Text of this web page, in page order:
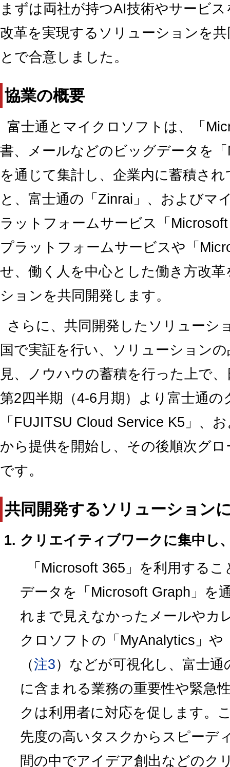
まずは両社が持つAI技術やサービ
改革を実現するソリューションを
とで合意しました。
協業の概要
富士通とマイクロソフトは、「
書、メールなどのビッグデータを
を通じて集計し、企業内に蓄積さ
と、富士通の「Zinrai」、およびマ
ラットフォームサービス「
プラットフォームサービスや「
せ、働く人を中心とした働き方改
ションを共同開発します。
さらに、共同開発したソリューシ
国で実証を行い、ソリューション
見、ノウハウの蓄積を行った上で
第2四半期（4-6月期）より富士通
「FUJITSU Cloud Service K5」、
から提供を開始し、その後順次グ
です。
共同開発するソリューション
クリエイティブワークに集中し
「Microsoft 365」を利用する
データを「Microsoft Graph」を
れまで見えなかったメールやカ
クロソフトの「MyAnalytics」や
（注3）などが可視化し、富士
に含まれる業務の重要性や緊急
クは利用者に対応を促します。
先度の高いタスクからスピーデ
間の中でアイデア創出などのク